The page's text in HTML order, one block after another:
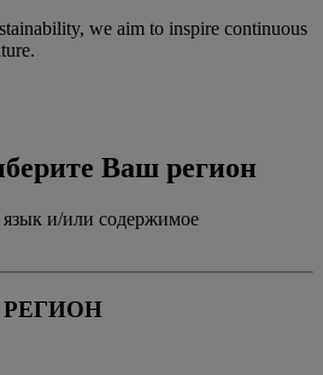
we aim to inspire continuous
Ваш регион
и/или содержимое